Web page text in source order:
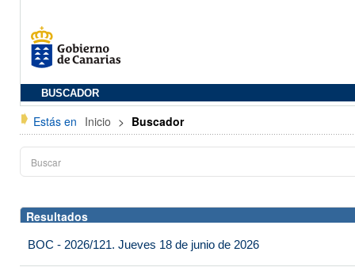
BUSCADOR
Estás en Inicio > Buscador
Resultados
BOC - 2026/121. Jueves 18 de junio de 2026